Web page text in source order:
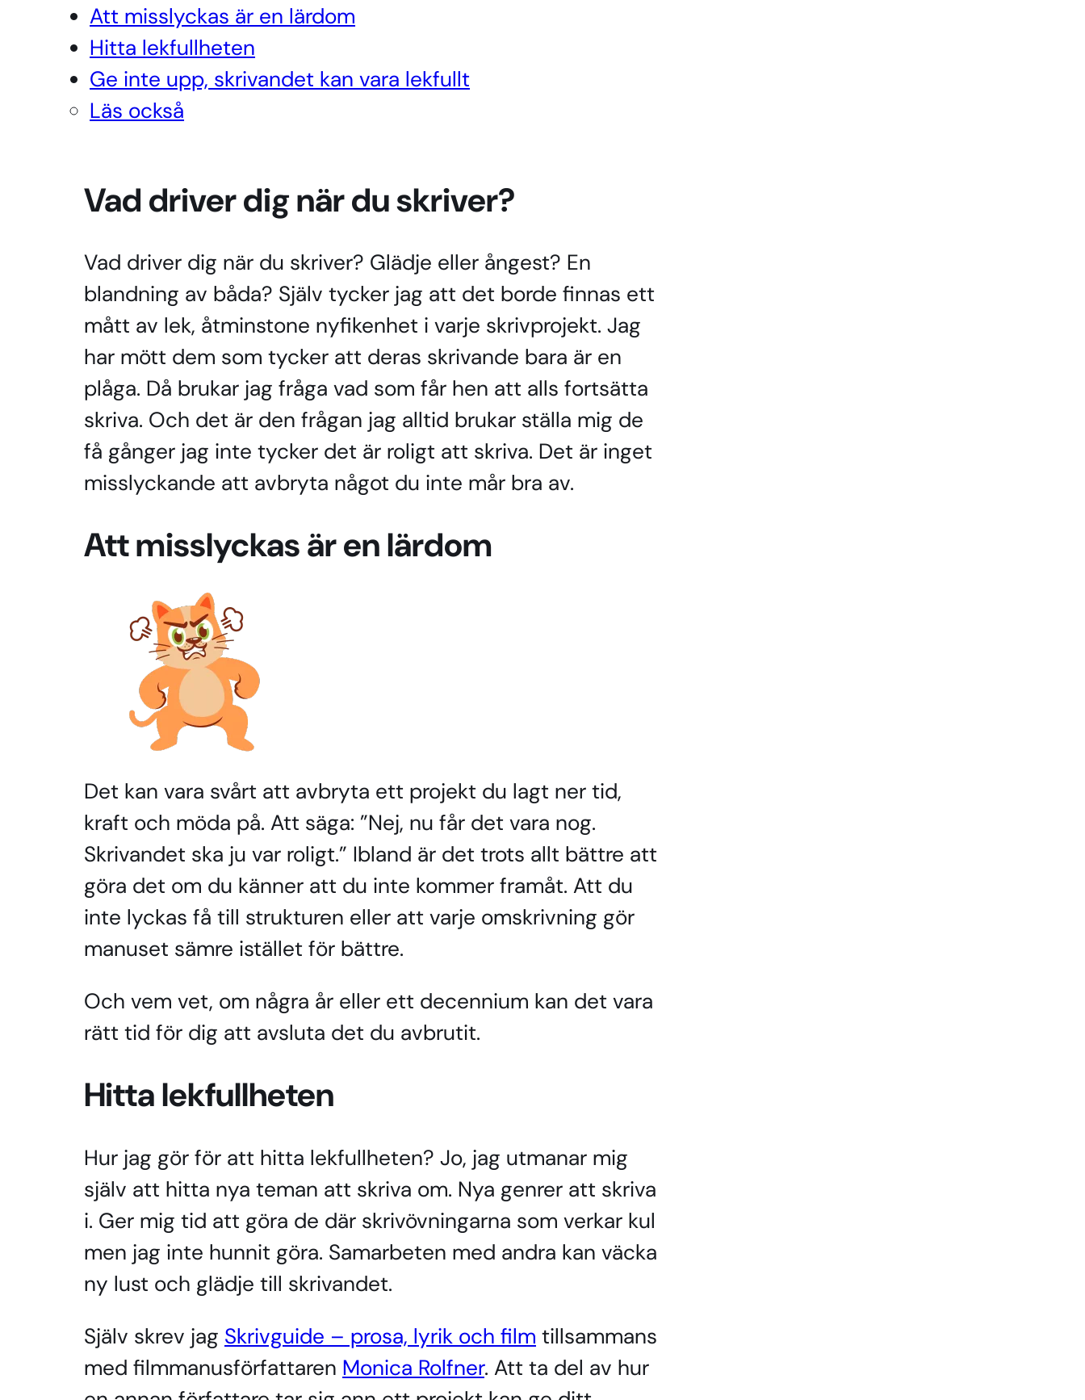
Att misslyckas är en lärdom
Hitta lekfullheten
Ge inte upp, skrivandet kan vara lekfullt
Läs också
Vad driver dig när du skriver?
Vad driver dig när du skriver? Glädje eller ångest? En
blandning av båda? Själv tycker jag att det borde finnas ett
mått av lek, åtminstone nyfikenhet i varje skrivprojekt. Jag
har mött dem som tycker att deras skrivande bara är en
plåga. Då brukar jag fråga vad som får hen att alls fortsätta
skriva. Och det är den frågan jag alltid brukar ställa mig de
få gånger jag inte tycker det är roligt att skriva. Det är inget
misslyckande att avbryta något du inte mår bra av.
Att misslyckas är en lärdom
Det kan vara svårt att avbryta ett projekt du lagt ner tid,
kraft och möda på. Att säga: ”Nej, nu får det vara nog.
Skrivandet ska ju var roligt.” Ibland är det trots allt bättre att
göra det om du känner att du inte kommer framåt. Att du
inte lyckas få till strukturen eller att varje omskrivning gör
manuset sämre istället för bättre.
Och vem vet, om några år eller ett decennium kan det vara
rätt tid för dig att avsluta det du avbrutit.
Hitta lekfullheten
Hur jag gör för att hitta lekfullheten? Jo, jag utmanar mig
själv att hitta nya teman att skriva om. Nya genrer att skriva
i. Ger mig tid att göra de där skrivövningarna som verkar kul
men jag inte hunnit göra. Samarbeten med andra kan väcka
ny lust och glädje till skrivandet.
Själv skrev jag Skrivguide – prosa, lyrik och film tillsammans
med filmmanusförfattaren Monica Rolfner. Att ta del av hur